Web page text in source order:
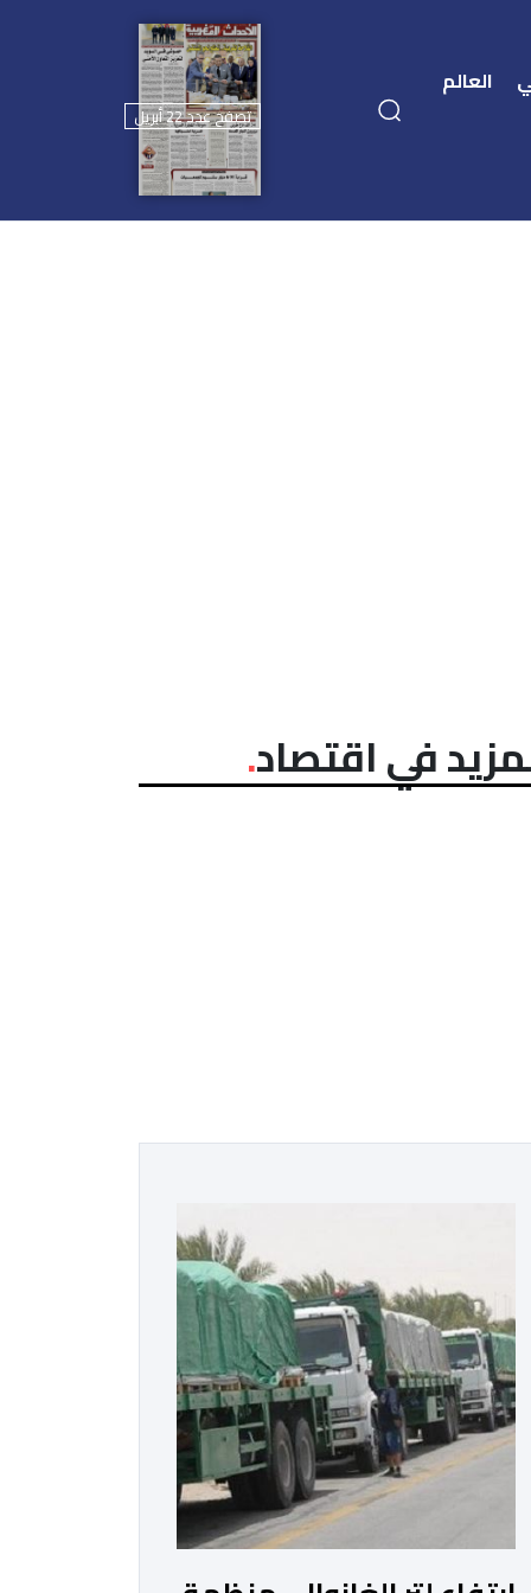
العالم
تصفح عدد 22 أبريل
في اقتصاد